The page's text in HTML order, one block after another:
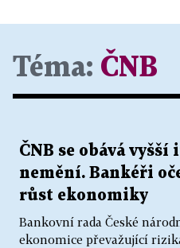
Téma: ČNB
ČNB se obává
nemění. Bankéři
růst ekonomiky
Bankovní rada České
ekonomice převažující